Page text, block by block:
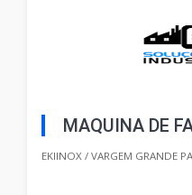
MAQUINA DE
EKIINOX / VARGEM GRANDE